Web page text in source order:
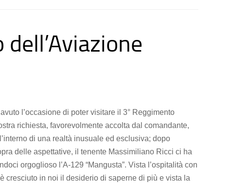
l’occasione di poter visitare il 3° Reggimento
richiesta, favorevolmente accolta dal comandante,
di una realtà inusuale ed esclusiva; dopo
delle aspettative, il tenente Massimiliano Ricci ci ha
orgoglioso l’A-129 “Mangusta”. Vista l’ospitalità con
cresciuto in noi il desiderio di saperne di più e vista la